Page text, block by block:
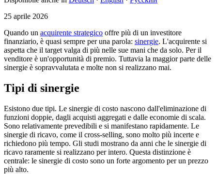
25 aprile 2026
Quando un acquirente strategico offre più di un investitore
finanziario, è quasi sempre per una parola: sinergie. L'acquirente si
aspetta che il target valga di più nelle sue mani che da solo. Per il
venditore è un'opportunità di premio. Tuttavia la maggior parte delle
sinergie è sopravvalutata e molte non si realizzano mai.
Tipi di sinergie
Esistono due tipi. Le sinergie di costo nascono dall'eliminazione di
funzioni doppie, dagli acquisti aggregati e dalle economie di scala.
Sono relativamente prevedibili e si manifestano rapidamente. Le
sinergie di ricavo, come il cross-selling, sono molto più incerte e
richiedono più tempo. Gli studi mostrano da anni che le sinergie di
ricavo raramente si realizzano per intero. Questa distinzione è
centrale: le sinergie di costo sono un forte argomento per un prezzo
più alto.